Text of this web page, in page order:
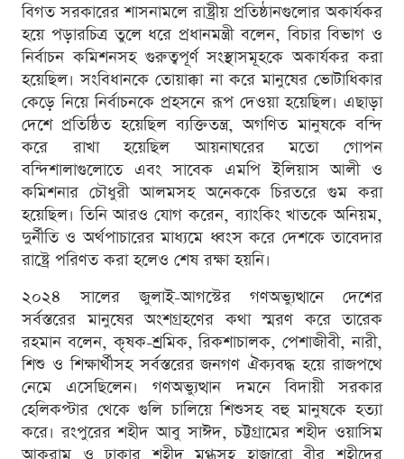
বিগত সরকারের শাসনামলে রাষ্ট্রীয় প্রতিষ্ঠানগুলোর অকার্যকর
হয়ে পড়ারচিত্র তুলে ধরে প্রধানমন্ত্রী বলেন, বিচার বিভাগ ও
নির্বাচন কমিশনসহ গুরুত্বপূর্ণ সংস্থাসমূহকে অকার্যকর করা
হয়েছিল। সংবিধানকে তোয়াক্কা না করে মানুষের ভোটাধিকার
কেড়ে নিয়ে নির্বাচনকে প্রহসনে রূপ দেওয়া হয়েছিল। এছাড়া
দেশে প্রতিষ্ঠিত হয়েছিল ব্যক্তিতন্ত্র, অগণিত মানুষকে বন্দি
করে রাখা হয়েছিল আয়নাঘরের মতো গোপন
বন্দিশালাগুলোতে এবং সাবেক এমপি ইলিয়াস আলী ও
কমিশনার চৌধুরী আলমসহ অনেককে চিরতরে গুম করা
হয়েছিল। তিনি আরও যোগ করেন, ব্যাংকিং খাতকে অনিয়ম,
দুর্নীতি ও অর্থপাচারের মাধ্যমে ধ্বংস করে দেশকে তাবেদার
রাষ্ট্রে পরিণত করা হলেও শেষ রক্ষা হয়নি।
২০২৪ সালের জুলাই-আগস্টের গণঅভ্যুত্থানে দেশের
সর্বস্তরের মানুষের অংশগ্রহণের কথা স্মরণ করে তারেক
রহমান বলেন, কৃষক-শ্রমিক, রিকশাচালক, পেশাজীবী, নারী,
শিশু ও শিক্ষার্থীসহ সর্বস্তরের জনগণ ঐক্যবদ্ধ হয়ে রাজপথে
নেমে এসেছিলেন। গণঅভ্যুত্থান দমনে বিদায়ী সরকার
হেলিকপ্টার থেকে গুলি চালিয়ে শিশুসহ বহু মানুষকে হত্যা
করে। রংপুরের শহীদ আবু সাঈদ, চট্টগ্রামের শহীদ ওয়াসিম